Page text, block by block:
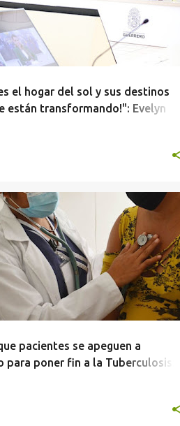
el hogar del sol y sus destinos
están transformando!": Evelyn
pacientes se apeguen a
poner fin a la Tuberculosis:
SALUD